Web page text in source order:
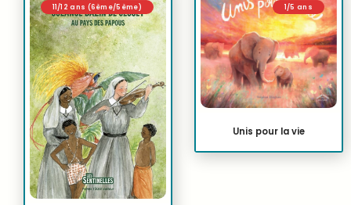
11/12 ans (6ème/5ème) 1/5 ans
Unis pour la vie